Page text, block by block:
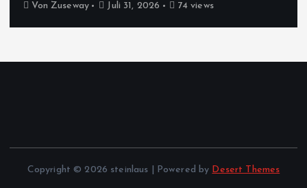
Von Zuseway Juli 31, 2026 74 views
Copyright © 2026 steinlaus | Powered by Desert Themes